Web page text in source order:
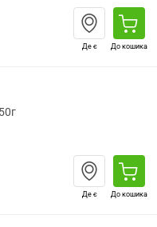
Де є До кошика
Де є До кошика